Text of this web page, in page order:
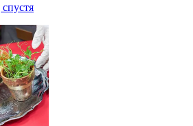
спустя